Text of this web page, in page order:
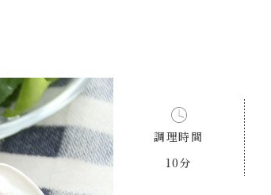
シャンタン鍋
炊飯器
お子さま
こどもの日
クリスマス
ハコネーゼ クリーミーボロネーゼ
調理時間
10分